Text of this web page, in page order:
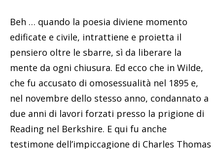
Beh … quando la poesia diviene momento
edificate e civile, intrattiene e proietta il
pensiero oltre le sbarre, sì da liberare la
mente da ogni chiusura. Ed ecco che in Wilde,
che fu accusato di omosessualità nel 1895 e,
nel novembre dello stesso anno, condannato a
due anni di lavori forzati presso la prigione di
Reading nel Berkshire. E qui fu anche
testimone dell’impiccagione di Charles Thomas